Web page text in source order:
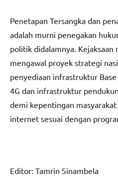
Penetapan Tersangka dan
adalah murni penegakan
politik didalamnya.
mengawal proyek strategi
penyediaan infrastruktur
4G dan infrastruktur
demi kepentingan
internet sesuai dengan
Editor: Tamrin Sinambela